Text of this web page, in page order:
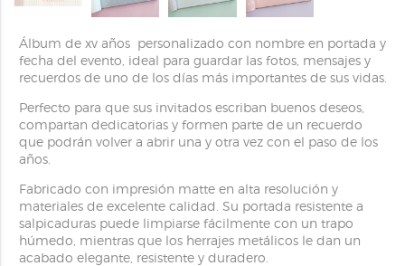
Álbum de xv años personalizado con nombre en portada y
fecha del evento, ideal para guardar las fotos, mensajes y
recuerdos de uno de los días más importantes de sus vidas.
Perfecto para que sus invitados escriban buenos deseos,
compartan dedicatorias y formen parte de un recuerdo
que podrán volver a abrir una y otra vez con el paso de los
años.
Fabricado con impresión matte en alta resolución y
materiales de excelente calidad. Su portada resistente a
salpicaduras puede limpiarse fácilmente con un trapo
húmedo, mientras que los herrajes metálicos le dan un
acabado elegante, resistente y duradero.